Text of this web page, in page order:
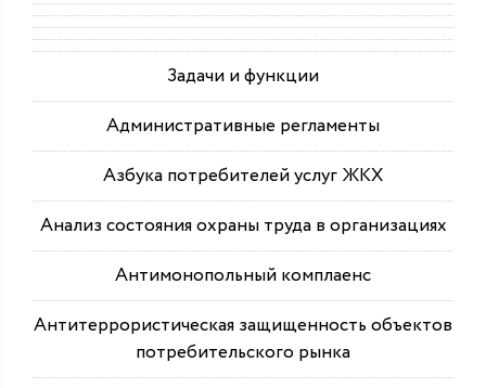
Задачи и функции
Административные регламенты
Азбука потребителей услуг ЖКХ
Анализ состояния охраны труда в организациях
Антимонопольный комплаенс
Антитеррористическая защищенность объектов
потребительского рынка